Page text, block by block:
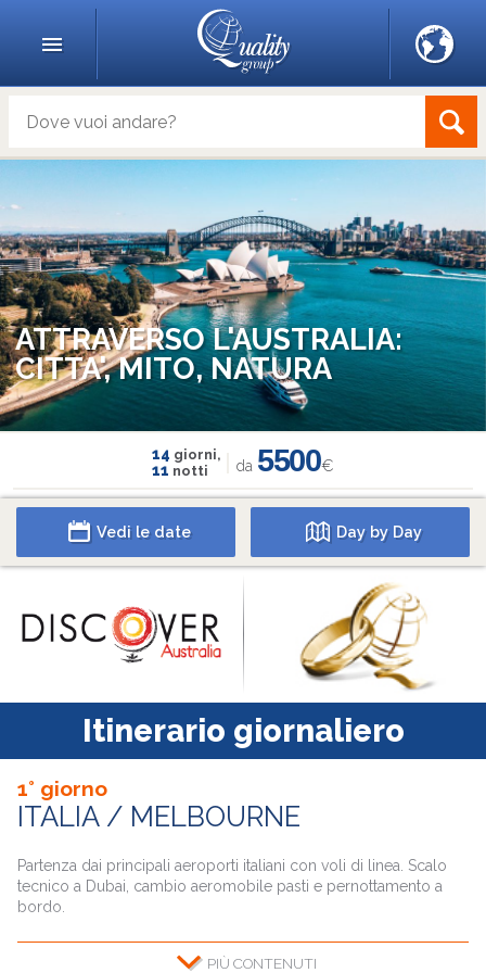
ATTRAVERSO L'AUSTRALIA:
CITTA', MITO, NATURA
14 giorni,
11 notti da 5500€
Vedi le date Day by Day
Itinerario giornaliero
1° giorno
ITALIA / MELBOURNE
Partenza dai principali aeroporti italiani con voli di linea. Scalo
tecnico a Dubai, cambio aeromobile pasti e pernottamento a
bordo.
CONTENUTI